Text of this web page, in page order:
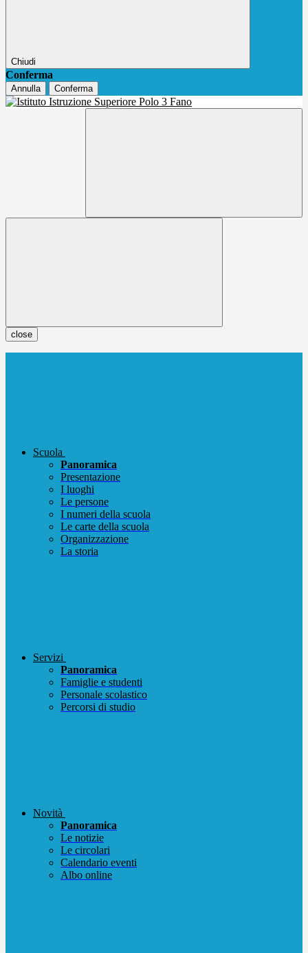
Chiudi
Conferma
Annulla Conferma
close
Scuola
Panoramica
Presentazione
I luoghi
Le persone
I numeri della scuola
Le carte della scuola
Organizzazione
La storia
Servizi
Panoramica
Famiglie e studenti
Personale scolastico
Percorsi di studio
Novità
Panoramica
Le notizie
Le circolari
Calendario eventi
Albo online